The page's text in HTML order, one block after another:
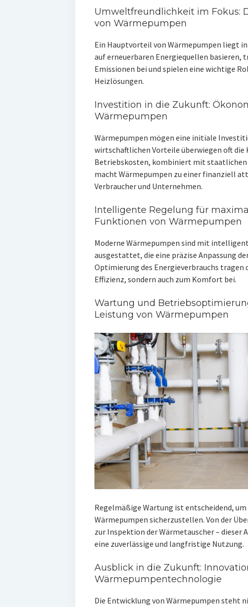
Umweltfreundlichkeit im Fokus:
von Wärmepumpen
Ein Hauptvorteil von Wärmepumpen liegt
auf erneuerbaren Energiequellen basieren,
Emissionen bei und spielen eine wichtige
Heizlösungen.
Investition in die Zukunft:
Wärmepumpen
Wärmepumpen mögen eine initiale
wirtschaftlichen Vorteile überwiegen oft die
Betriebskosten, kombiniert mit staatlichen
macht Wärmepumpen zu einer finanziell
Verbraucher und Unternehmen.
Intelligente Regelung für
Funktionen von Wärmepumpen
Moderne Wärmepumpen sind mit
ausgestattet, die eine präzise Anpassung
Optimierung des Energieverbrauchs tragen
Effizienz, sondern auch zum Komfort bei.
Wartung und
Leistung von Wärmepumpen
Regelmäßige Wartung ist entscheidend,
Wärmepumpen sicherzustellen. Von der
zur Inspektion der Wärmetauscher –
eine zuverlässige und langfristige Nutzung.
Ausblick in die Zukunft:
Wärmepumpentechnologie
Die Entwicklung von Wärmepumpen steht